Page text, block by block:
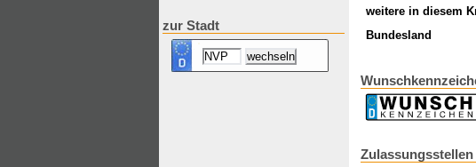
zur Stadt
weitere in diesem
Bundesland
Zulassungsstellen